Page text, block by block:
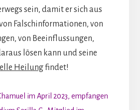
sein, damit er sich aus
Falschinformationen, von
von Beeinflussungen,
lösen kann und seine
Heilungfindet!
im April 2023, empfangen